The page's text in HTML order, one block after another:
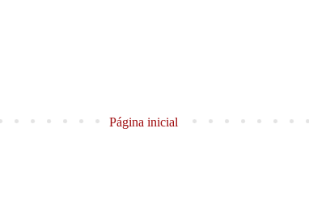
Página inicial